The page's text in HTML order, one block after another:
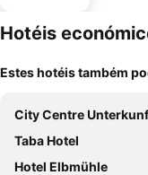
mento
Hotéis
Estes hotéis também
City Centre
Taba Hotel
Hotel Elbmühle